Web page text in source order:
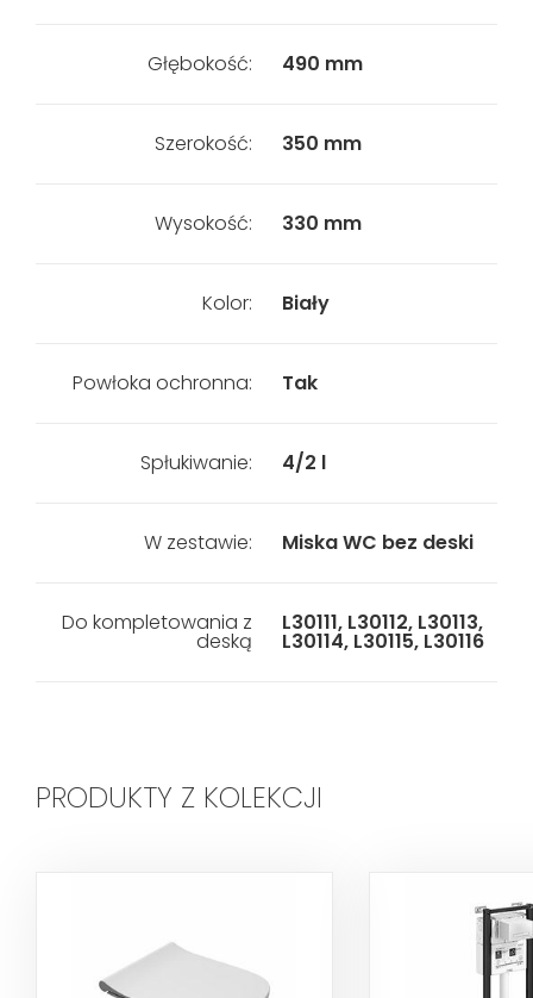
Głębokość: 490 mm
Szerokość: 350 mm
Wysokość: 330 mm
Kolor: Biały
Powłoka ochronna: Tak
Spłukiwanie: 4/2 l
W zestawie: Miska WC bez deski
Do kompletowania z
deską
L30111, L30112, L30113,
L30114, L30115, L30116
PRODUKTY Z KOLEKCJI